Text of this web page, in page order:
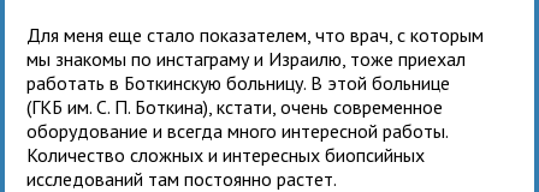
Для меня еще стало показателем, что врач, с которым
мы знакомы по инстаграму и Израилю, тоже приехал
работать в Боткинскую больницу. В этой больнице
(ГКБ им. С. П. Боткина), кстати, очень современное
оборудование и всегда много интересной работы.
Количество сложных и интересных биопсийных
исследований там постоянно растет.